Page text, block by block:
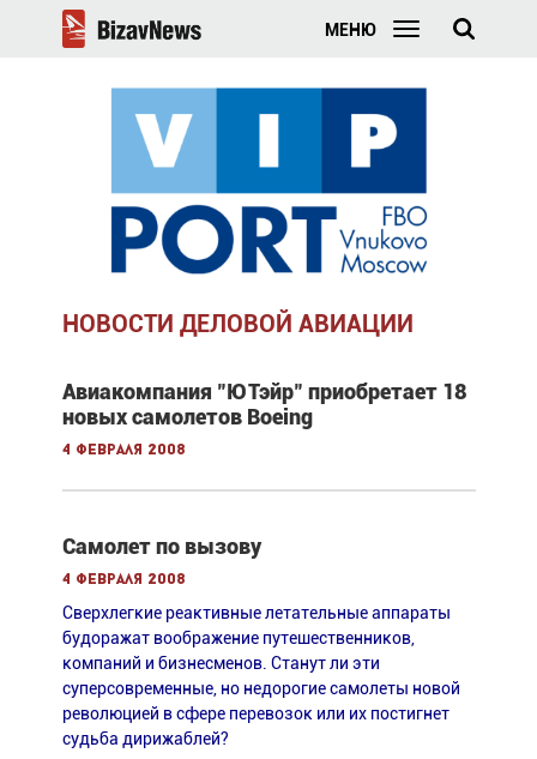
МЕНЮ
НОВОСТИ ДЕЛОВОЙ АВИАЦИИ
Авиакомпания "ЮТэйр" приобретает 18
новых самолетов Boeing
4 февраля 2008
Самолет по вызову
4 февраля 2008
Сверхлегкие реактивные летательные аппараты
будоражат воображение путешественников,
компаний и бизнесменов. Станут ли эти
суперсовременные, но недорогие самолеты новой
революцией в сфере перевозок или их постигнет
судьба дирижаблей?